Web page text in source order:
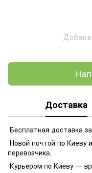
Доставка
Бесплатная доставка
Новой почтой по
перевозчика.
Курьером по Киеву —